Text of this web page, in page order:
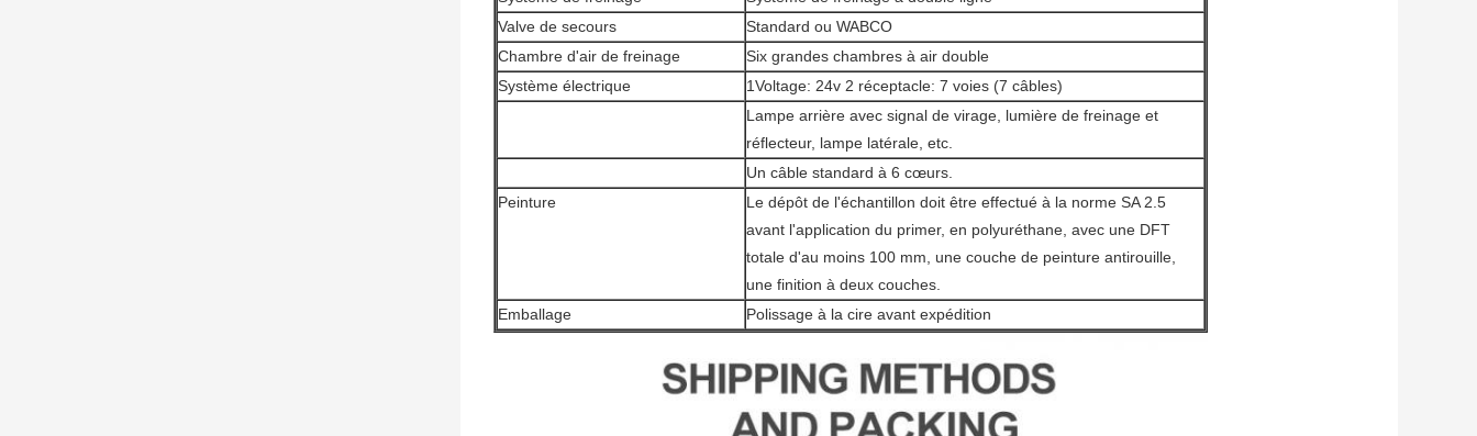
Valve de secours
Standard ou WABCO
Chambre d'air de freinage
Six grandes chambres à air double
Système électrique
1Voltage: 24v 2 réceptacle: 7 voies (7 câbles)
Lampe arrière avec signal de virage, lumière de freinage et
réflecteur, lampe latérale, etc.
Un câble standard à 6 cœurs.
Peinture
Le dépôt de l'échantillon doit être effectué à la norme SA 2.5
avant l'application du primer, en polyuréthane, avec une DFT
totale d'au moins 100 mm, une couche de peinture antirouille,
une finition à deux couches.
Emballage
Polissage à la cire avant expédition